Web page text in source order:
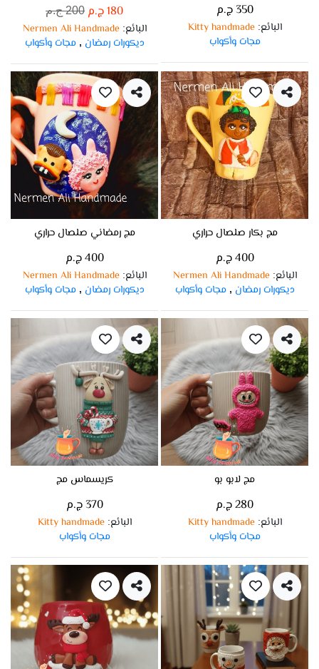
350 ج.م
البائع:
Kitty handmade
مجات وأكواب
180 ج.م 200 ج.م
البائع:
Nermen Ali Handmade
ديكورات رمضان ,مجات وأكواب
مج بكار صلصال حراري
400 ج.م
البائع:
Nermen Ali Handmade
ديكورات رمضان ,مجات وأكواب
مج رمضاني صلصال حراري
400 ج.م
البائع:
Nermen Ali Handmade
ديكورات رمضان ,مجات وأكواب
مج لابو بو
280 ج.م
البائع:
Kitty handmade
مجات وأكواب
كريسماس مج
370 ج.م
البائع:
Kitty handmade
مجات وأكواب